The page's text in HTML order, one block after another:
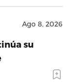
Ago 8, 2026
su